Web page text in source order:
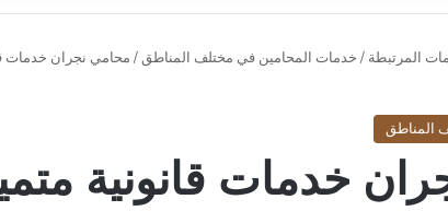
المرتبطة / خدمات المحامين في مختلف المناطق/ محامي نجران خدمات
المناطق
خدمات قانونية